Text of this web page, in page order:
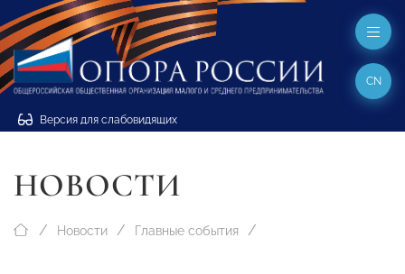
Версия для слабовидящих
CN
НОВОСТИ
Новости Главные события